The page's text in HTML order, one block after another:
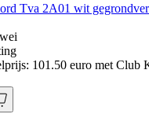
Tva 2A01 wit
101.50 euro met Club